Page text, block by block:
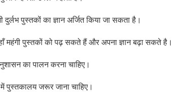
पुस्तकों का ज्ञान अर्जित किया जा सकता है।
महंगी पुस्तकों को पढ़ सकते हैं और अपना ज्ञान बढ़ा सकते है।
का पालन करना चाहिए।
में पुस्तकालय जरूर जाना चाहिए।